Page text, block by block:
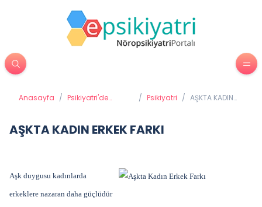
Anasayfa / Psikiyatri'de
/ Psikiyatri / AŞKTA KADIN
AŞKTA KADIN ERKEK FARKI
Aşk duygusu kadınlarda
erkeklere nazaran daha güçlüdür